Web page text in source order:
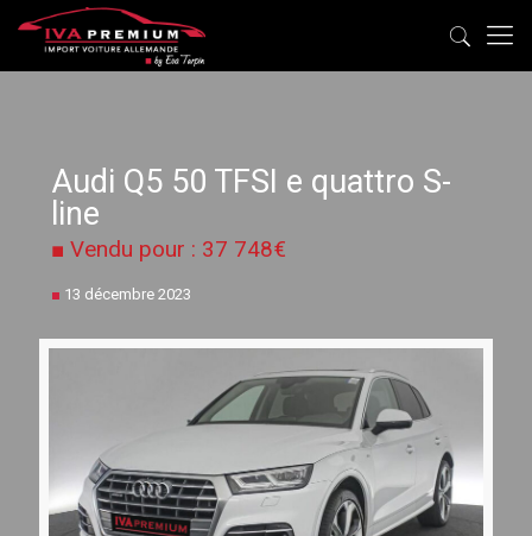
Audi Q5 50 TFSI e quattro S-
line
■ Vendu pour : 37 748€
■ 13 décembre 2023